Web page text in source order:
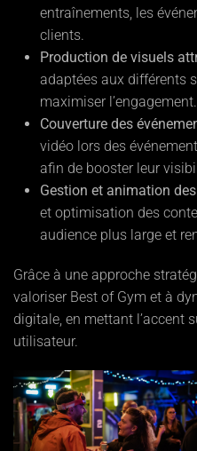
entraînements, les
clients.
Production de visuels
adaptées aux différents
maximiser l’engagement.
Couverture des
vidéo lors des
afin de booster leur
Gestion et animation
et optimisation des
audience plus large et
Grâce à une approche
valoriser Best of Gym et à
digitale, en mettant l’accent
utilisateur.